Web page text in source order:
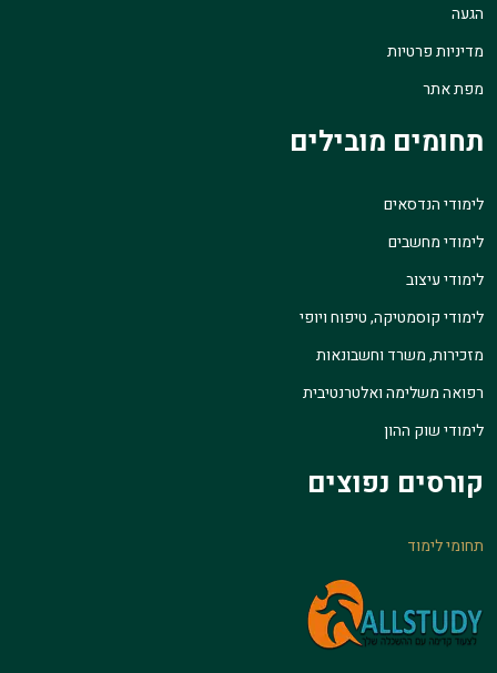
הגעה
מדיניות פרטיות
מפת אתר
תחומים מובילים
לימודי הנדסאים
לימודי מחשבים
לימודי עיצוב
לימודי קוסמטיקה, טיפוח ויופי
מזכירות, משרד וחשבונאות
רפואה משלימה ואלטרנטיבית
לימודי שוק ההון
קורסים נפוצים
תחומי לימוד